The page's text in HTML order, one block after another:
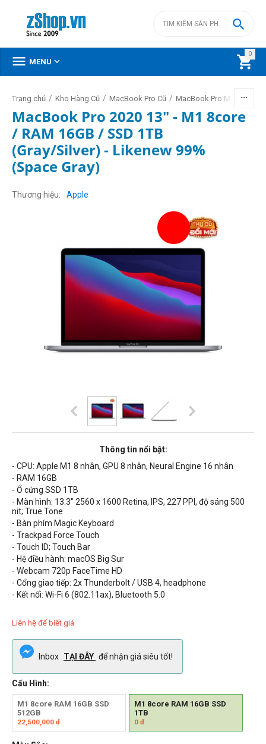
0


 MENU 
Trang chủ / Kho Hàng Cũ / MacBook Pro Cũ / MacBook Pro M1 cũ
MacBook Pro 2020 13" - M1 8core
/ RAM 16GB / SSD 1TB
(Gray/Silver) - Likenew 99%
(Space Gray)
Thương hiệu Apple
Thông tin nổi bật:
- CPU: Apple M1 8 nhân, GPU 8 nhân, Neural Engine 16 nhân
- RAM 16GB
- Ổ cứng SSD 1TB
- Màn hình: 13.3" 2560 x 1600 Retina, IPS, 227 PPI, độ sáng 500
nit; True Tone
- Bàn phím Magic Keyboard
- Trackpad Force Touch
- Touch ID; Touch Bar
- Hệ điều hành: macOS Big Sur
- Webcam 720p FaceTime HD
- Cổng giao tiếp: 2x Thunderbolt / USB 4, headphone
- Kết nối: Wi-Fi 6 (802.11ax), Bluetooth 5.0
Liên hệ để biết giá
Inbox TẠI ĐÂY để nhận giá siêu tốt!
Cấu Hình:
M1 8core RAM 16GB SSD
512GB
22,500,000 đ
M1 8core RAM 16GB SSD
1TB
0đ